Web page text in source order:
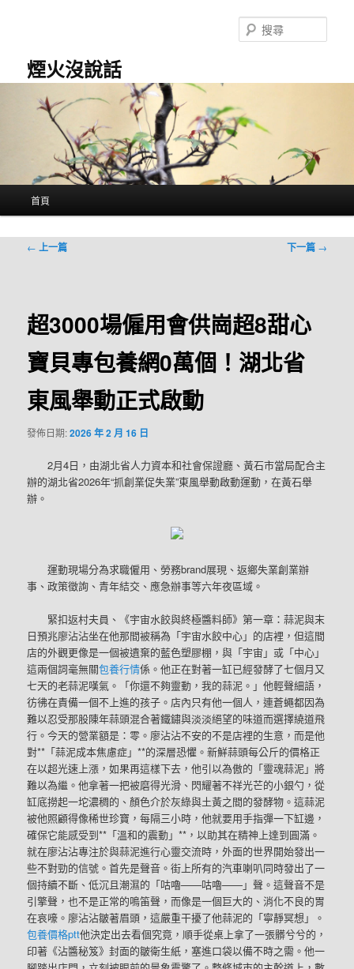
煙火沒說話
尋
首頁
文
← 上一篇 下一篇 →
超3000場僱用會供崗超8甜心
寶貝專包養網0萬個！湖北省
東風舉動正式啟動
發佈日期:2026 年 2 月 16 日
2月4日，由湖北省人力資本和社會保證廳、黃石市當局配合主
辦的湖北省2026年“抓創業促失業”東風舉動啟動運動，在黃石舉
辦。
運動現場分為求職僱用、勞務brand展現、返鄉失業創業辦
事、政策徵詢、青年結交、應急辦事等六年夜區域。
緊扣返村夫員、《宇宙水餃與終極醬料師》第一章：蒜泥與末
日預兆廖沾沾坐在他那間被稱為「宇宙水餃中心」的店裡，但這間
店的外觀更像是一個被遺棄的藍色塑膠棚，與「宇宙」或「中心」
這兩個詞毫無關包養行情係。他正在對著一缸已經發酵了七個月又
七天的老蒜泥嘆氣。「你還不夠靈動，我的蒜泥。」他輕聲細語，
彷彿在責備一個不上進的孩子。店內只有他一個人，連蒼蠅都因為
難以忍受那股陳年蒜頭混合著鐵鏽與淡淡絕望的味道而選擇繞道飛
行。今天的營業額是：零。廖沾沾不安的不是店裡的生意，而是他
對**「蒜泥成本焦慮症」**的深層恐懼。新鮮蒜頭每公斤的價格正
在以超光速上漲，如果再這樣下去，他引以為傲的「靈魂蒜泥」將
難以為繼。他拿著一把被磨得光滑、閃耀著不祥光芒的小銀勺，從
缸底撈起一坨濃稠的、顏色介於灰綠與土黃之間的發酵物。這蒜泥
被他照顧得像稀世珍寶，每隔三小時，他就要用手指彈一下缸邊，
確保它能感受到**「溫和的震動」**，以助其在精神上達到圓滿。
就在廖沾沾專注於與蒜泥進行心靈交流時，外面的世界開始發出一
些不對勁的信號。首先是聲音。街上所有的汽車喇叭同時發出了一
個持續不斷、低沉且潮濕的「咕嚕——咕嚕——」聲。這聲音不是
引擎聲，也不是正常的鳴笛聲，而像是一個巨大的、消化不良的胃
在哀嚎。廖沾沾皺著眉頭，這嚴重干擾了他蒜泥的「寧靜冥想」。
包養價格ptt他決定出去看個究竟，順手從桌上拿了一張髒兮兮的，
印著《沾醬秘笈》封面的皺衛生紙，塞進口袋以備不時之需。他一